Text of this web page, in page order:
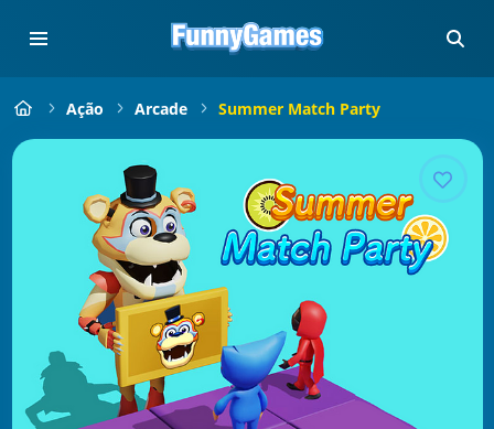
Ação Arcade Summer Match Party